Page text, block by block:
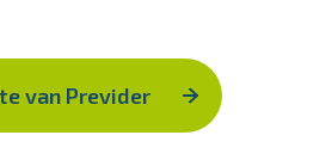
van Previder